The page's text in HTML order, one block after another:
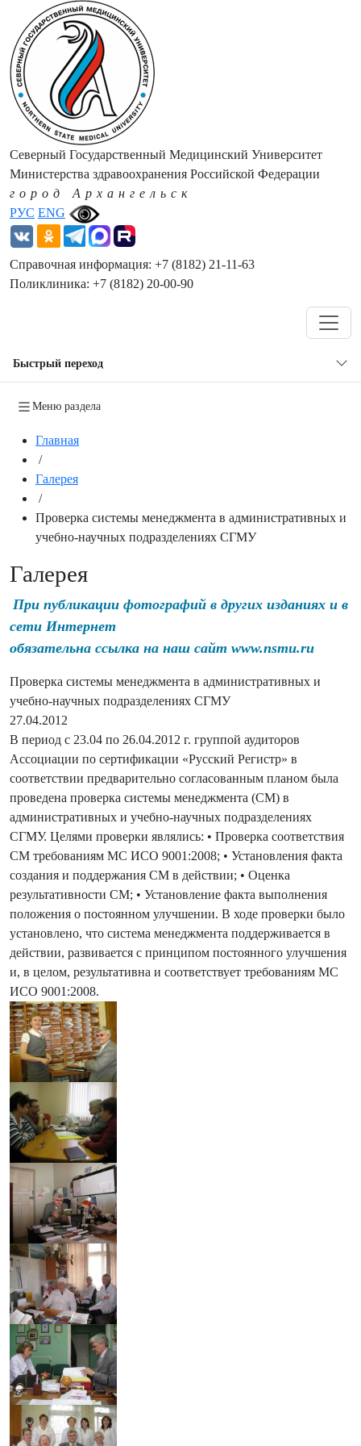
РУС ENG
Северный Государственный Медицинский Университет
Министерства здравоохранения Российской Федерации
город Архангельск
Справочная информация: +7 (8182) 21-11-63
Поликлиника: +7 (8182) 20-00-90
Быстрый переход
Меню раздела
Главная
/
Галерея
/
Проверка системы менеджмента в административных и
учебно-научных подразделениях СГМУ
Галерея
При публикации фотографий в других изданиях и в
сети Интернет
обязательна ссылка на наш сайт www.nsmu.ru
Проверка системы менеджмента в административных и
учебно-научных подразделениях СГМУ
27.04.2012
В период с 23.04 по 26.04.2012 г. группой аудиторов
Ассоциации по сертификации «Русский Регистр» в
соответствии предварительно согласованным планом была
проведена проверка системы менеджмента (СМ) в
административных и учебно-научных подразделениях
СГМУ. Целями проверки являлись: • Проверка соответствия
СМ требованиям МС ИСО 9001:2008; • Установления факта
создания и поддержания СМ в действии; • Оценка
результативности СМ; • Установление факта выполнения
положения о постоянном улучшении. В ходе проверки было
установлено, что система менеджмента поддерживается в
действии, развивается с принципом постоянного улучшения
и, в целом, результативна и соответствует требованиям МС
ИСО 9001:2008.